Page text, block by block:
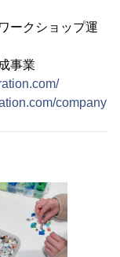
クショップ運
業
company